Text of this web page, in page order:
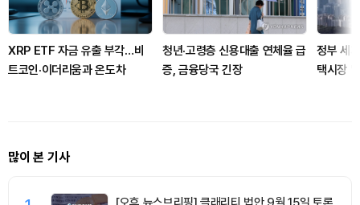
XRP ETF 자금 유출 부각…비
트코인·이더리움과 온도차
청년·고령층 신용대출 연체율 급
증, 금융당국 긴장
정부 세
택시장 '
많이 본 기사